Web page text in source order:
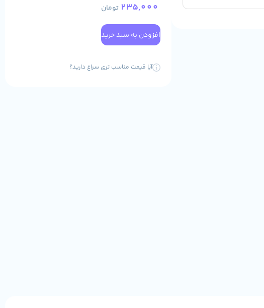
235,000 تومان
افزودن به سبد خرید
آیا قیمت مناسب تری سراغ دارید؟